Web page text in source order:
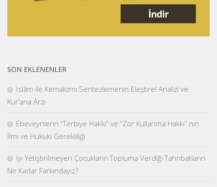
SON EKLENENLER
İslâm ile Kemalizmi Sentezlemenin Eleştirel Analizi ve
Kur’ana Arzı
Ebeveynlerin “Terbiye Hakkı” ve “Zor Kullanma Hakkı” nın
İlmi ve Hukuki Gerekliliği
İyi Yetiştirilmeyen Çocukların Topluma Verdiği Tahribatların
Ne Kadar Farkındayız?